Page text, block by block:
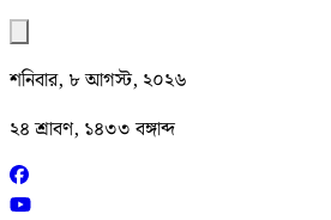
শনিবার, ৮ আগস্ট, ২০২৬
২৪ শ্রাবণ, ১৪৩৩ বঙ্গাব্দ